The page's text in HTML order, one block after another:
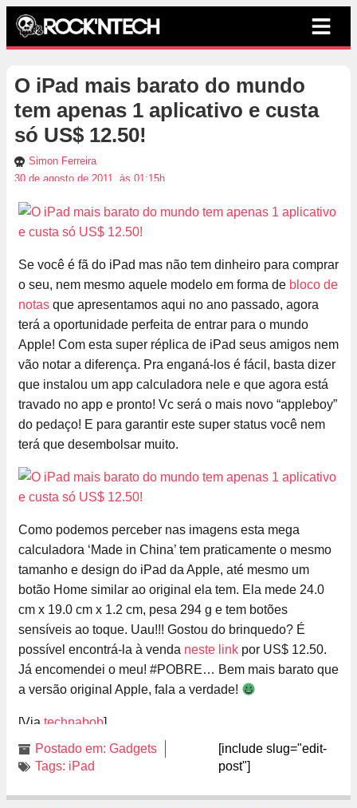
O iPad mais barato do mundo
tem apenas 1 aplicativo e custa
só US$ 12.50!
Simon Ferreira
30 de agosto de 2011, às 01:15h
Se você é fã do iPad mas não tem dinheiro para comprar
o seu, nem mesmo aquele modelo em forma de bloco de
notas que apresentamos aqui no ano passado, agora
terá a oportunidade perfeita de entrar para o mundo
Apple! Com esta super réplica de iPad seus amigos nem
vão notar a diferença. Pra enganá-los é fácil, basta dizer
que instalou um app calculadora nele e que agora está
travado no app e pronto! Vc será o mais novo “appleboy”
do pedaço! E para garantir este super status você nem
terá que desembolsar muito.
Como podemos perceber nas imagens esta mega
calculadora ‘Made in China’ tem praticamente o mesmo
tamanho e design do iPad da Apple, até mesmo um
botão Home similar ao original ela tem. Ela mede 24.0
cm x 19.0 cm x 1.2 cm, pesa 294 g e tem botões
sensíveis ao toque. Uau!!! Gostou do brinquedo? É
possível encontrá-la à venda neste link por US$ 12.50.
Já encomendei o meu! #POBRE… Bem mais barato que
a versão original Apple, fala a verdade!
[Via technabob]
Postado em: Gadgets
Tags: iPad
[include slug="edit-
post"]